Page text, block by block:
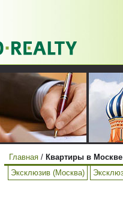
Главная / Квартиры в
Эксклюзив (Москва)